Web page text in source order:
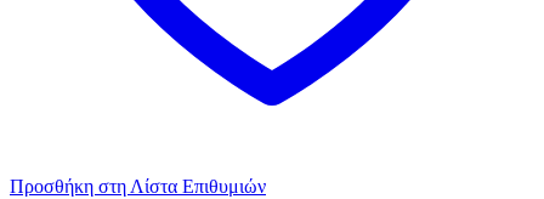
Προσθήκη στη Λίστα Επιθυμιών